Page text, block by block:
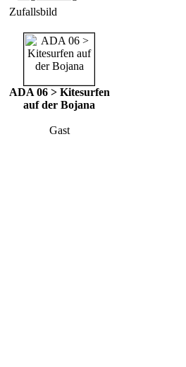
Zufallsbild
ADA 06 > Kitesurfen
auf der Bojana
Gast